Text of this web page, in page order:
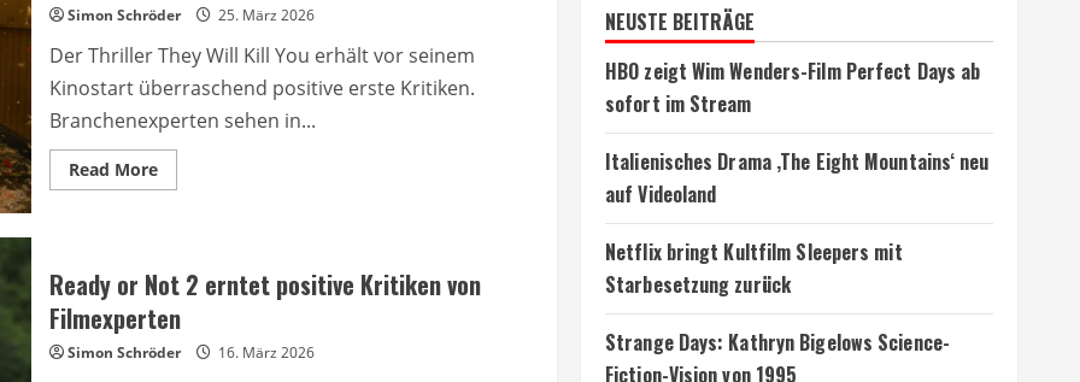
Simon Schröder 25. März 2026
Der Thriller They Will Kill You erhält vor seinem
Kinostart überraschend positive erste Kritiken.
Branchenexperten sehen in...
Read MoreRead
more
erhält
erste
Kritiken
vor
Kinostart
Ready or Not 2 erntet positive Kritiken von
Filmexperten
Simon Schröder 16. März 2026
NEUSTE BEITRÄGE
HBO zeigt Wim Wenders-Film Perfect Days ab
sofort im Stream
Italienisches Drama ‚The Eight Mountains‘ neu
auf Videoland
Netflix bringt Kultfilm Sleepers mit
Starbesetzung zurück
Strange Days: Kathryn Bigelows Science-
Fiction-Vision von 1995